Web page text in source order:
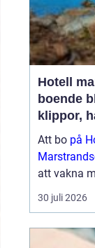
Hotell
boende
klippor,
historia
Att bo på
att vakna
Bohusläns
30 juli 2026